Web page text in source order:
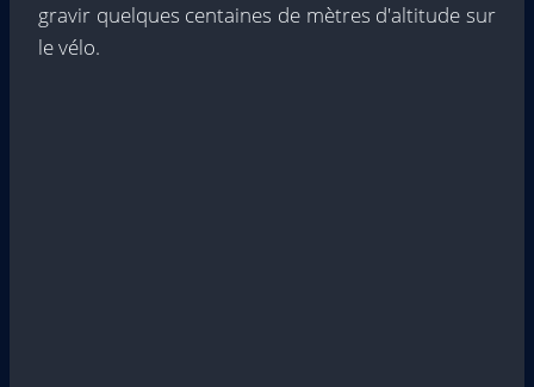
gravir quelques centaines de mètres d'altitude sur
le vélo.